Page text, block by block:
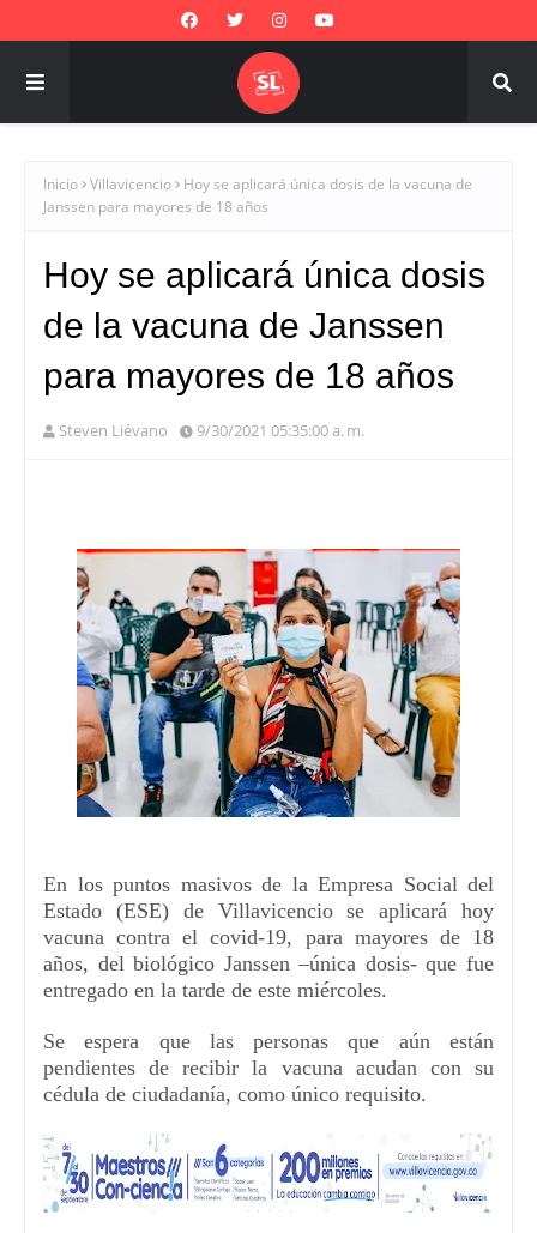
Inicio Villavicencio
Hoy se aplicará única dosis de la vacuna de
Janssen para mayores de 18 años
Hoy se aplicará única dosis
de la vacuna de Janssen
para mayores de 18 años
Steven Liévano 9/30/2021 05:35:00 a. m.
En los puntos masivos de la Empresa Social del
Estado (ESE) de Villavicencio se aplicará hoy
vacunacontra el covid-19,
para mayores de 18
años, del biológico Janssen–única dosis-que fue
entregado en la tarde de este miércoles.
Se espera que las personas que aún están
pendientes de recibir la vacuna acudan con su
cédula de ciudadanía, como único requisito.